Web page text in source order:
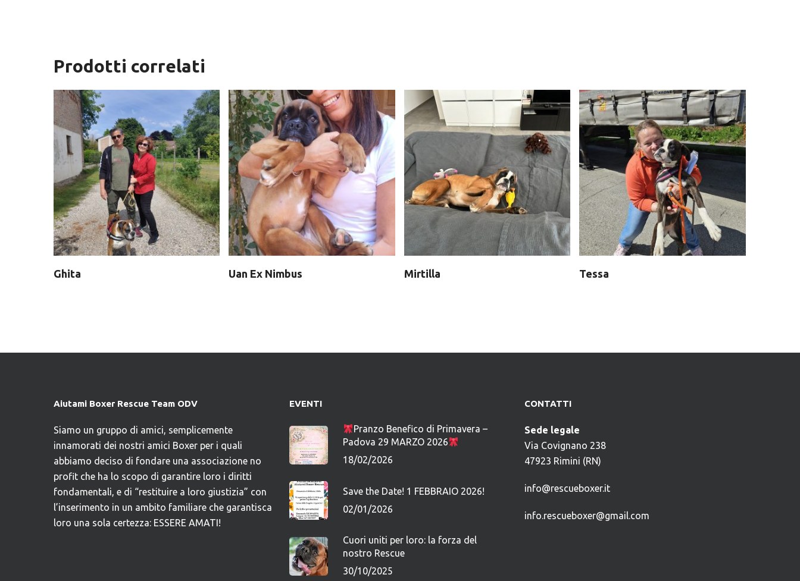
Prodotti correlati
Ghita Uan Ex Nimbus Mirtilla Tessa
Aiutami Boxer Rescue Team ODV
Siamo un gruppo di amici, semplicemente
innamorati dei nostri amici Boxer per i quali
abbiamo deciso di fondare una associazione no
profit che ha lo scopo di garantire loro i diritti
fondamentali, e di “restituire a loro giustizia” con
l’inserimento in un ambito familiare che garantisca
loro una sola certezza: ESSERE AMATI!
EVENTI
Pranzo Benefico di Primavera –
Padova 29 MARZO 2026
18/02/2026
Save the Date! 1 FEBBRAIO 2026!
02/01/2026
Cuori uniti per loro: la forza del
nostro Rescue
30/10/2025
CONTATTI
Sede legale
Via Covignano 238
47923 Rimini (RN)
info@rescueboxer.it
info.rescueboxer@gmail.com